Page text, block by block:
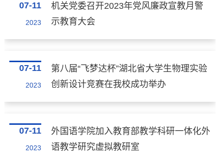
07-11
2023
机关党委召开2023年党风廉政宣教月警
示教育大会
07-11
2023
第八届“飞梦达杯”湖北省大学生物理实验
创新设计竞赛在我校成功举办
07-11
2023
外国语学院加入教育部教学科研一体化外
语教学研究虚拟教研室